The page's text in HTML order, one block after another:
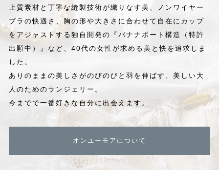
上質素材と丁寧な縫製技術が織りなす美、ノンワイヤー
ブラの快適さ、胸の形や大きさに合わせて自在にカップ
をアジャストする独自開発の『バナナボート構造（特許
出願中）』など、40代の女性が求める美と快を追求しま
した。
ありのままの美しさがのびのびと羽を伸ばす、美しい大
人のためのランジェリー。
今までで一番好きな自分に出会えます。
オンユーモアについて